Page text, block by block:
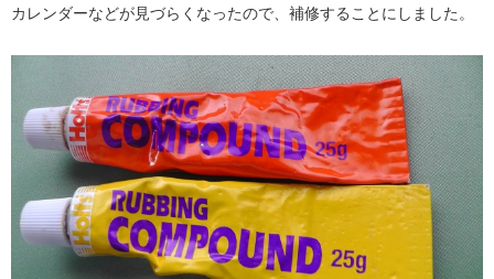
カレンダーなどが見づらくなったので、補修することにしました。